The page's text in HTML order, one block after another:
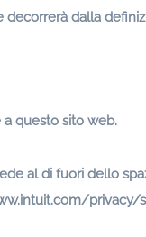
decorrerà dalla
a questo sito web.
al di fuori dello